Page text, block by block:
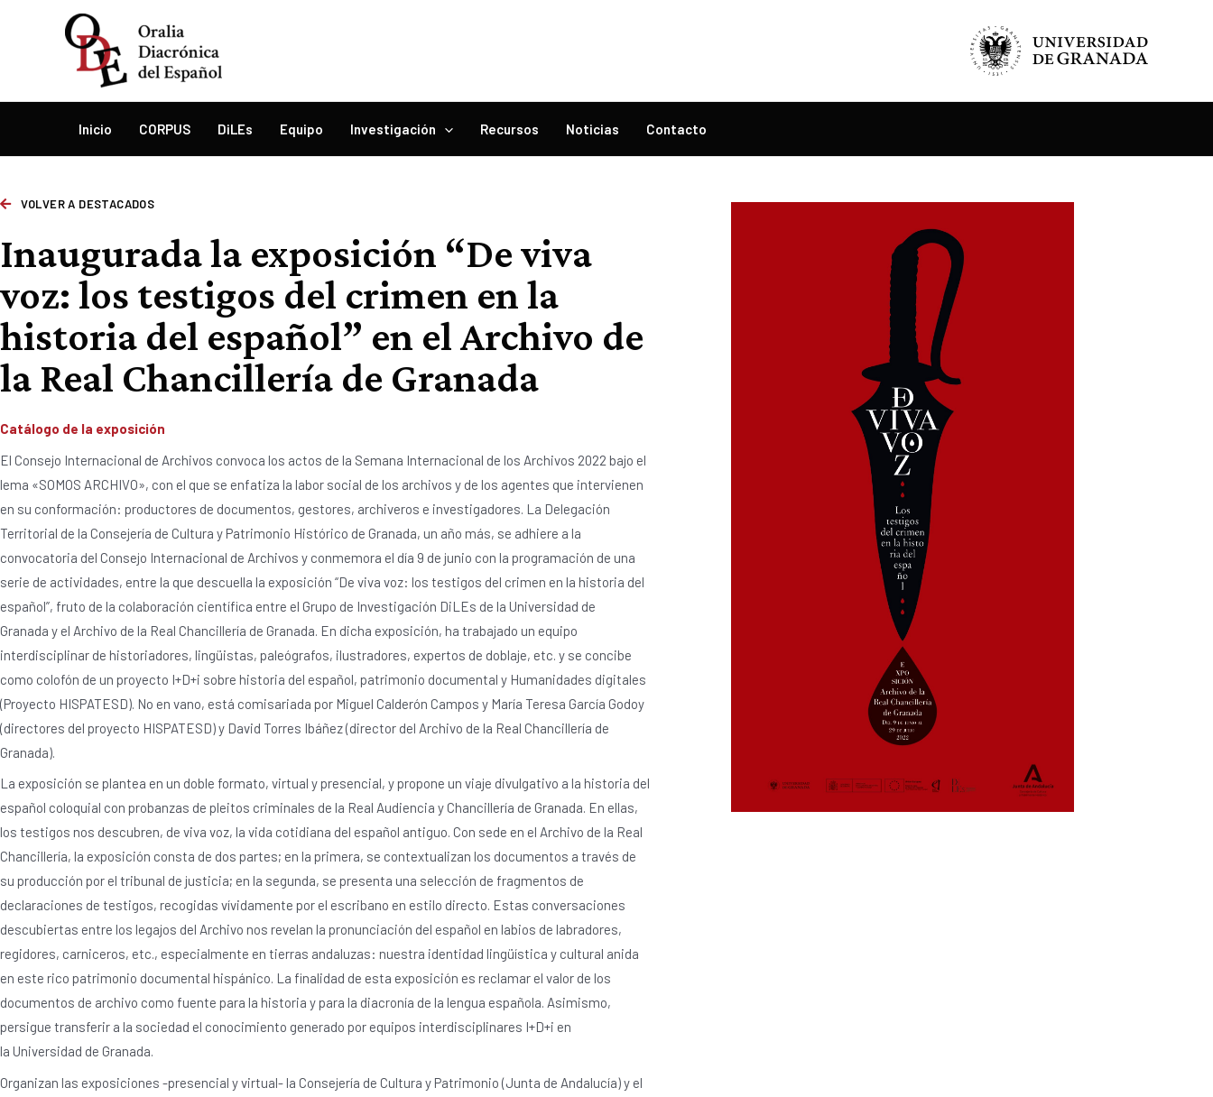
Inicio CORPUS DiLEs Equipo Investigación Recursos Noticias Contacto
VOLVER A DESTACADOS
Inaugurada la exposición “De viva
voz: los testigos del crimen en la
historia del español” en el Archivo de
la Real Chancillería de Granada
Catálogo de la exposición
El Consejo Internacional de Archivos convoca los actos de la Semana Internacional de los Archivos 2022 bajo el
lema «SOMOS ARCHIVO», con el que se enfatiza la labor social de los archivos y de los agentes que intervienen
en su conformación: productores de documentos, gestores, archiveros e investigadores. La Delegación
Territorial de la Consejería de Cultura y Patrimonio Histórico de Granada, un año más, se adhiere a la
convocatoria del Consejo Internacional de Archivos y conmemora el día 9 de junio con la programación de una
serie de actividades, entre la que descuella la exposición “De viva voz: los testigos del crimen en la historia del
español”, fruto de la colaboración científica entre el Grupo de Investigación DiLEs de la Universidad de
Granada y el Archivo de la Real Chancillería de Granada. En dicha exposición, ha trabajado un equipo
interdisciplinar de historiadores, lingüistas, paleógrafos, ilustradores, expertos de doblaje, etc. y se concibe
como colofón de un proyecto I+D+i sobre historia del español, patrimonio documental y Humanidades digitales
(Proyecto HISPATESD). No en vano, está comisariada por Miguel Calderón Campos y María Teresa García Godoy
(directores del proyecto HISPATESD) y David Torres Ibáñez (director del Archivo de la Real Chancillería de
Granada).
La exposición se plantea en un doble formato, virtual y presencial, y propone un viaje divulgativo a la historia del
español coloquial con probanzas de pleitos criminales de la Real Audiencia y Chancillería de Granada. En ellas,
los testigos nos descubren, de viva voz, la vida cotidiana del español antiguo. Con sede en el Archivo de la Real
Chancillería, la exposición consta de dos partes; en la primera, se contextualizan los documentos a través de
su producción por el tribunal de justicia; en la segunda, se presenta una selección de fragmentos de
declaraciones de testigos, recogidas vívidamente por el escribano en estilo directo. Estas conversaciones
descubiertas entre los legajos del Archivo nos revelan la pronunciación del español en labios de labradores,
regidores, carniceros, etc., especialmente en tierras andaluzas: nuestra identidad lingüística y cultural anida
en este rico patrimonio documental hispánico. La finalidad de esta exposición es reclamar el valor de los
documentos de archivo como fuente para la historia y para la diacronía de la lengua española. Asimismo,
persigue transferir a la sociedad el conocimiento generado por equipos interdisciplinares I+D+i en
la Universidad de Granada.
Organizan las exposiciones -presencial y virtual- la Consejería de Cultura y Patrimonio (Junta de Andalucía) y el